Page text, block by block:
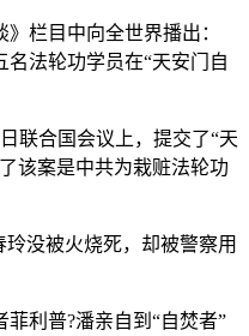
栏目中向全世界播出：
名法轮功学员在“天安门自
联合国会议上，提交了“天
该案是中共为栽赃法轮功
没被火烧死，却被警察用
利普?潘亲自到“自焚者”